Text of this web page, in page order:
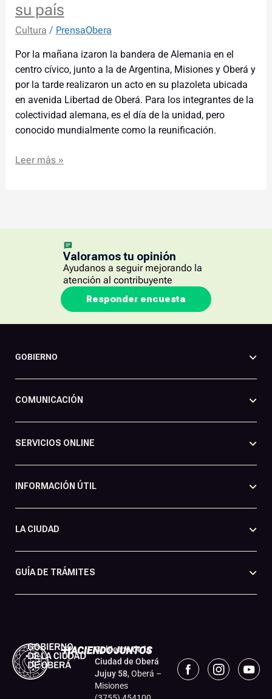
su país
Cultura / PrensaObera
Por la mañana izaron la bandera de Alemania en el
centro cívico, junto a la de Argentina, Misiones y Oberá y
por la tarde realizaron un acto en su plazoleta ubicada
en avenida Libertad de Oberá. Para los integrantes de la
colectividad alemana, es el día de la unidad, pero
conocido mundialmente como la reunificación.
Leer más »
Valoramos tu opinión
Ayudanos a seguir mejorando la
atención al contribuyente
Responder encuesta
GOBIERNO
COMUNICACIÓN
SERVICIOS ONLINE
INFORMACIÓN ÚTIL
LA CIUDAD
GUÍA DE TRÁMITES
Gobierno de la
Ciudad de Oberá
Jujuy 58, Oberá –
Misiones